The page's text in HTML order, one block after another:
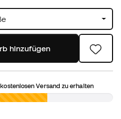
hinzufügen
Versand zu erhalten